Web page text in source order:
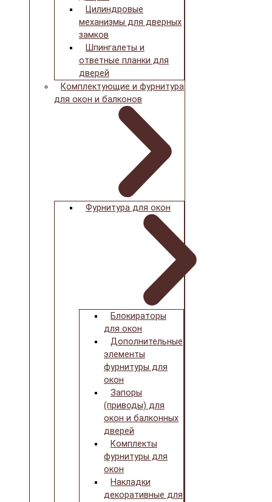
Цилиндровые
механизмы для дверных
замков
Шпингалеты и
ответные планки для
дверей
Комплектующие и фурнитура
для окон и балконов
Фурнитура для окон
Блокираторы
для окон
Дополнительные
элементы
фурнитуры для
окон
Запоры
(приводы) для
окон и балконных
дверей
Комплекты
фурнитуры для
окон
Накладки
декоративные для